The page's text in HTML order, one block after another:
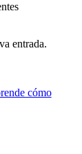
entrada.
cómo